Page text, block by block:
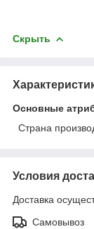
Скрыть
Основные
Страна
Условия
Доставка
Самовывоз